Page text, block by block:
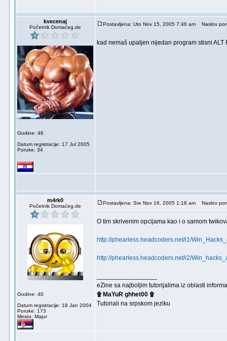
kvecenaj
Početnik Domaćeg.de
Godine: 46
Datum registracije: 17 Jul 2005
Poruke: 34
Postavljena: Uto Nov 15, 2005 7:46 am Naslov
kad nemaš upaljen nijedan program stisni
m4rk0
Početnik Domaćeg.de
Godine: 40
Datum registracije: 18 Jan 2004
Poruke: 173
Mesto: Majur
Postavljena: Sre Nov 16, 2005 1:18 am Naslov
O tim skrivenim opcijama kao i o samom
http://phearless.headcoders.net/i1/
http://phearless.headcoders.net/i2/
eZine sa najboljim tutorijalima iz oblasti
۩ MaYuR ghhet00 ۩
Tutoriali na srpskom jeziku